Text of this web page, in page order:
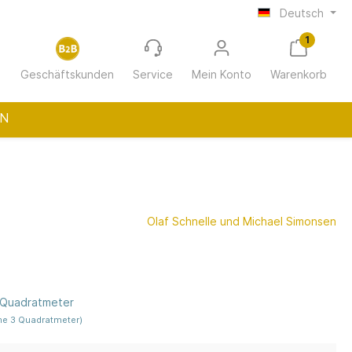
Deutsch
Geschäftskunden Service Mein Konto
1
Warenkorb
Wohnungswirtschaft
Olaf Schnelle und Michael Simonsen
3 Quadratmeter)